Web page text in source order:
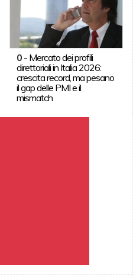
0 - Mercato dei profili
direttoriali in Italia 2026:
crescita record, ma pesano
il gap delle PMI e il
mismatch